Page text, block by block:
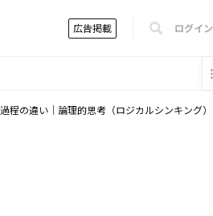
広告掲載 ログイン
の違い｜論理的思考（ロジカルシンキング）